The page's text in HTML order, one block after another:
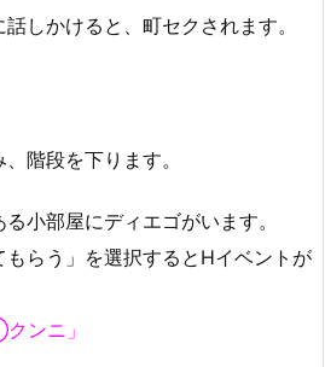
しかけると、町セクされます。
階段を下ります。
小部屋にディエゴがいます。
らう」を選択するとHイベントが
ンニ」